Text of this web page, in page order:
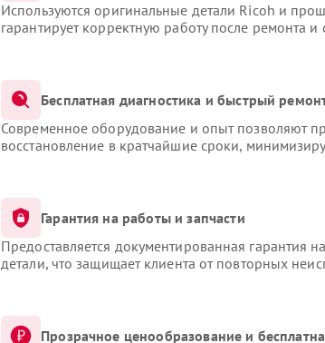
Используются оригинальные детали Ricoh и
гарантирует корректную работу после ремонта
Бесплатная диагностика и быстрый
Современное оборудование и опыт позволяют
восстановление в кратчайшие сроки,
Гарантия на работы и запчасти
Предоставляется документированная гарантия
детали, что защищает клиента от повторных
Прозрачное ценообразование и